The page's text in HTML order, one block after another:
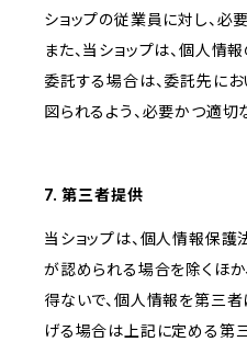
ショップの従業員に対し、必
また、当ショップは、個人
委託する場合は、委託先に
図られるよう、必要かつ適切
7. 第三者提供
当ショップは、個人情報保
が認められる場合を除くほ
得ないで、個人情報を第三者
げる場合は上記に定める第